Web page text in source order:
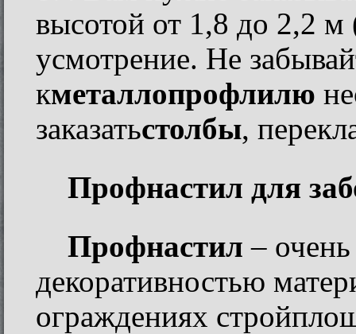
высотой от 1,8 до 2,2
усмотрение. Не
кметаллопрофлилю
заказатьстолбы,
Профнастил для
Профнастил –
декоративностью
ограждениях